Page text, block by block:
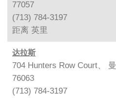
77057
(713) 784-3197
距离 英里
达拉斯
704 Hunters Row Court、
76063
(713) 784-3197